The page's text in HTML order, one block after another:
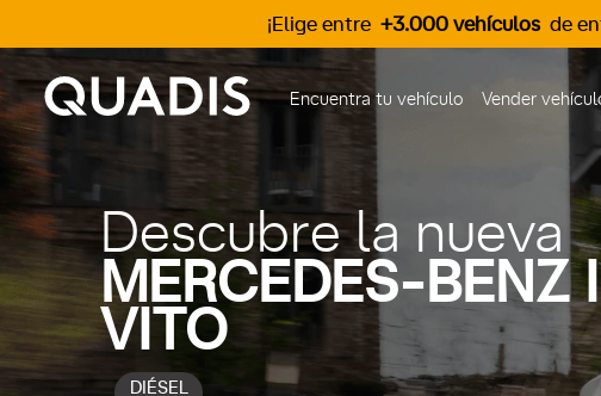
¡Elige entre +3.000 vehículos de
Encuentra tu vehículo Vender
Descubre la nueva
MERCEDES-BENZ
VITO
DIÉSEL